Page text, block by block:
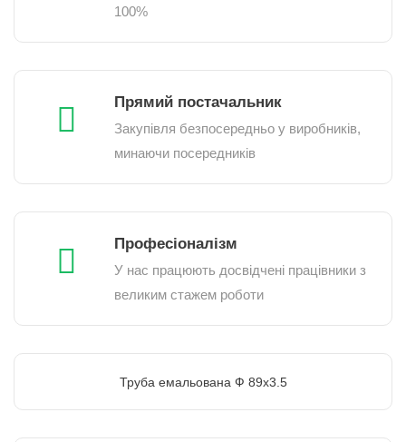
100%
Прямий постачальник
Закупівля безпосередньо у виробників,
минаючи посередників
Професіоналізм
У нас працюють досвідчені працівники з
великим стажем роботи
Труба емальована Ф 89х3.5